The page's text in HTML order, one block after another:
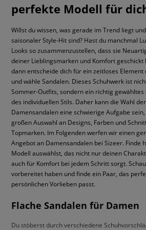
perfekte Modell für
Willst du wissen, was gerade im Trend liegt
saisonaler Style-Hit sind? Hast du manchmal
Looks so zusammenzustellen, dass sie
deiner Lieblingsmarken und Komfort geschickt
dann entscheide dich für ein zeitloses
und wähle Sandalen. Dieses Schuhwerk ist
Sommer-Outfits, sondern ein richtig
des individuellen Stils. Daher kann die Wahl
Damensandalen eine schwierige Aufgabe
großen Auswahl an Designs, Farben und
Topmarken. Im Folgenden werfen wir einen
Angebot an Damensandalen bei Sizeer. Finde
Modell auswählst, das nicht nur deinen
auch für Komfort bei jedem Schritt sorgt.
vorbereitet haben und finde ein Paar, das
persönlichen Vorlieben passt.
Flache Sandalen für Damen
Du stöberst durch verschiedene